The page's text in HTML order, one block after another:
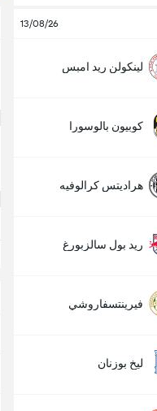
13/08/26
لينكولن ريد امبس
كوبيون بالوسورا
هراديتس كرالوفيه
ريد بول سالزبورغ
فيرينتسفاروشي
ليخ بوزنان